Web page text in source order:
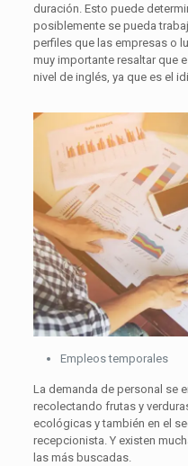
duración. Esto puede
posiblemente se pueda
perfiles que las empresas o
muy importante resaltar que
nivel de inglés, ya que es el
Empleos temporales
La demanda de personal se
recolectando frutas y
ecológicas y también en el
recepcionista. Y existen
las más buscadas.